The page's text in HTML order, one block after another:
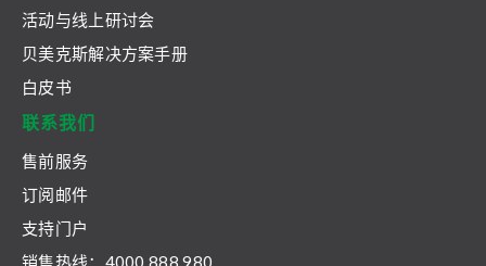
活动与线上研讨会
贝美克斯解决方案手册
白皮书
联系我们
售前服务
订阅邮件
支持门户
销售热线：4000 888 980